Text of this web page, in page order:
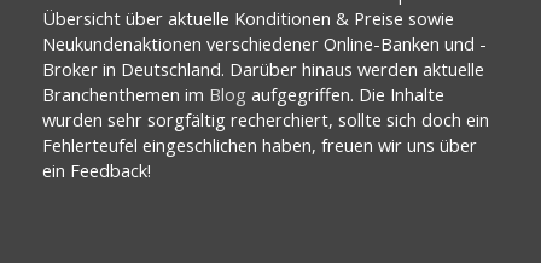
Übersicht über aktuelle Konditionen & Preise sowie
Neukundenaktionen verschiedener Online-Banken und -
Broker in Deutschland. Darüber hinaus werden aktuelle
Branchenthemen im Blog aufgegriffen. Die Inhalte
wurden sehr sorgfältig recherchiert, sollte sich doch ein
Fehlerteufel eingeschlichen haben, freuen wir uns über
ein Feedback!